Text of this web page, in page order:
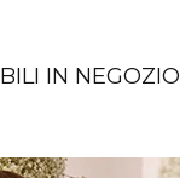
IN NEGOZIO